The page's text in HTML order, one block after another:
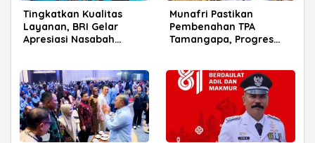
Tingkatkan Kualitas
Layanan, BRI Gelar
Apresiasi Nasabah
Munafri Pastikan
Pembenahan TPA
Tamangapa, Progres